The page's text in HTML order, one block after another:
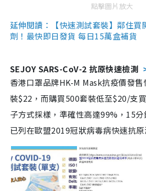
點擊圖片放大
延伸閱讀：【快速測試套裝】鄰住買
劑！最快即日發貨 每日15萬盒補貨
SEJOY SARS-CoV-2 抗原快速檢測
香港口罩品牌HK-M Mask抗疫價發
裝$22，而購買500套裝低至$20/支
子方式採樣，準確性高達99%，15
已列在歐盟2019冠狀病毒病快速抗原